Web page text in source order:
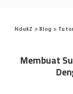
NdukZ > Blog >
Membuat